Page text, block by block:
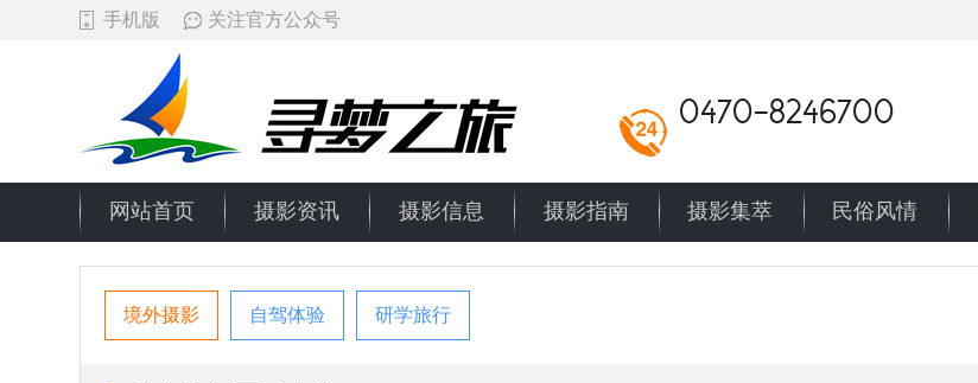
手机版 关注官方公众号
0470-8246700
网站首页 摄影资讯 摄影信息 摄影指南 摄影集萃 民俗风情
境外摄影 自驾体验 研学旅行